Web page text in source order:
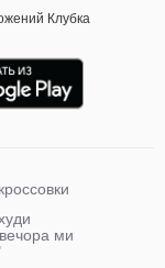
Клубка
ми